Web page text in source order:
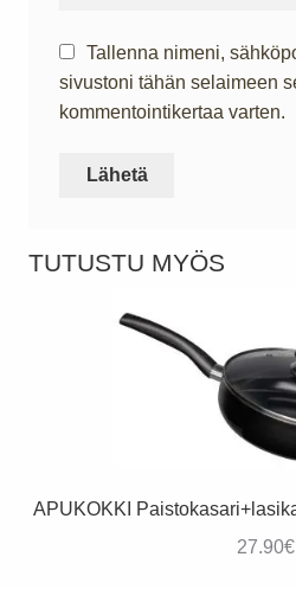
Tallenna nimeni,
sivustoni tähän selaimeen
kommentointikertaa varten.
TUTUSTU MYÖS
APUKOKKI
27.90€